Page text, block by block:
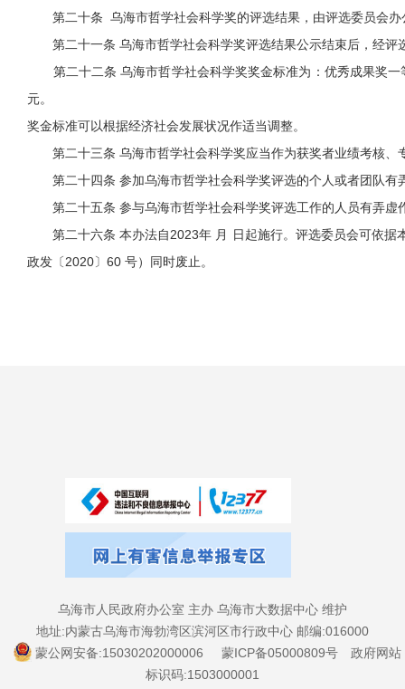
第二十条 乌海市哲学社会科学奖的评选结果，由评选委员会办
第二十一条 乌海市哲学社会科学奖评选结果公示结束后，经评
第二十二条 乌海市哲学社会科学奖奖金标准为：优秀成果奖一
元。
奖金标准可以根据经济社会发展状况作适当调整。
第二十三条 乌海市哲学社会科学奖应当作为获奖者业绩考核、
第二十四条 参加乌海市哲学社会科学奖评选的个人或者团队有
第二十五条 参与乌海市哲学社会科学奖评选工作的人员有弄虚
第二十六条 本办法自2023年 月 日起施行。评选委员会可依据
政发〔2020〕60 号）同时废止。
乌海市人民政府办公室 主办 乌海市大数据中心 维护
地址:内蒙古乌海市海勃湾区滨河区市行政中心 邮编:016000
蒙公网安备:15030202000006
蒙ICP备05000809号
政府网站
标识码:1503000001